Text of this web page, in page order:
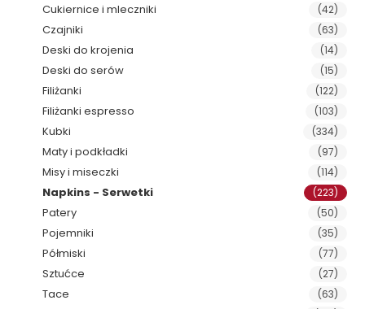
Cukiernice i mleczniki (42)
Czajniki (63)
Deski do krojenia (14)
Deski do serów (15)
Filiżanki (122)
Filiżanki espresso (103)
Kubki (334)
Maty i podkładki (97)
Misy i miseczki (114)
Napkins - Serwetki (223)
Patery (50)
Pojemniki (35)
Półmiski (77)
Sztućce (27)
Tace (63)